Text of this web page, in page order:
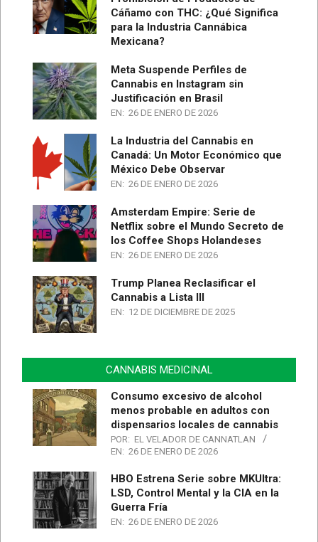
Cáñamo con THC: ¿Qué Significa
para la Industria Cannábica
Mexicana?
Meta Suspende Perfiles de
Cannabis en Instagram sin
Justificación en Brasil
EN: 26 DE ENERO DE 2026
La Industria del Cannabis en
Canadá: Un Motor Económico que
México Debe Observar
EN: 26 DE ENERO DE 2026
Amsterdam Empire: Serie de
Netflix sobre el Mundo Secreto de
los Coffee Shops Holandeses
EN: 26 DE ENERO DE 2026
Trump Planea Reclasificar el
Cannabis a Lista III
EN: 12 DE DICIEMBRE DE 2025
CANNABIS MEDICINAL
Consumo excesivo de alcohol
menos probable en adultos con
dispensarios locales de cannabis
POR: EL VELADOR DE CANNATLAN
EN: 26 DE ENERO DE 2026
HBO Estrena Serie sobre MKUltra:
LSD, Control Mental y la CIA en la
Guerra Fría
EN: 26 DE ENERO DE 2026